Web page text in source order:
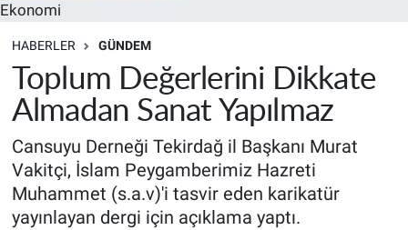
Ekonomi
HABERLER GÜNDEM
Toplum Değerlerini Dikkate
Almadan Sanat Yapılmaz
Cansuyu Derneği Tekirdağ il Başkanı Murat
Vakitçi, İslam Peygamberimiz Hazreti
Muhammet (s.a.v)'i tasvir eden karikatür
yayınlayan dergi için açıklama yaptı.